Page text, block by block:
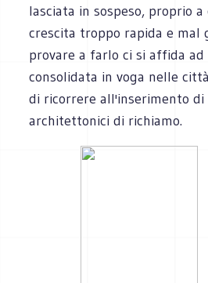
lasciata in sospeso, proprio a
crescita troppo rapida e mal
provare a farlo ci si affida ad
consolidata in voga nelle
di ricorrere all'inserimento
architettonici di richiamo.